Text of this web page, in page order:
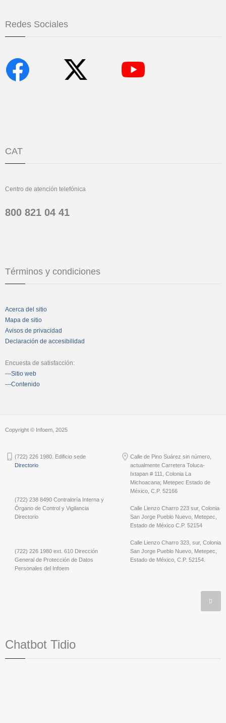
Redes Sociales
CAT
Centro de atención telefónica
800 821 04 41
Términos y condiciones
Acerca del sitio
Mapa de sitio
Avisos de privacidad
Declaración de accesibilidad
Encuesta de satisfacción:
---Sitio web
---Contenido
Copyright © Infoem, 2025
(722) 226 1980. Edificio sede
Directorio
(722) 238 8490 Contraloría Interna y
Órgano de Control y Vigilancia
Directorio
(722) 226 1980 ext. 610 Dirección
General de Protección de Datos
Personales del Infoem
Calle de Pino Suárez sin número,
actualmente Carretera Toluca-
Ixtapan # 111, Colonia La
Michoacana; Metepec Estado de
México, C.P. 52166
Calle Lienzo Charro 223 sur, Colonia
San Jorge Pueblo Nuevo, Metepec,
Estado de México C.P. 52154
Calle Lienzo Charro 323, sur, Colonia
San Jorge Pueblo Nuevo, Metepec,
Estado de México, C.P. 52154.
Chatbot Tidio